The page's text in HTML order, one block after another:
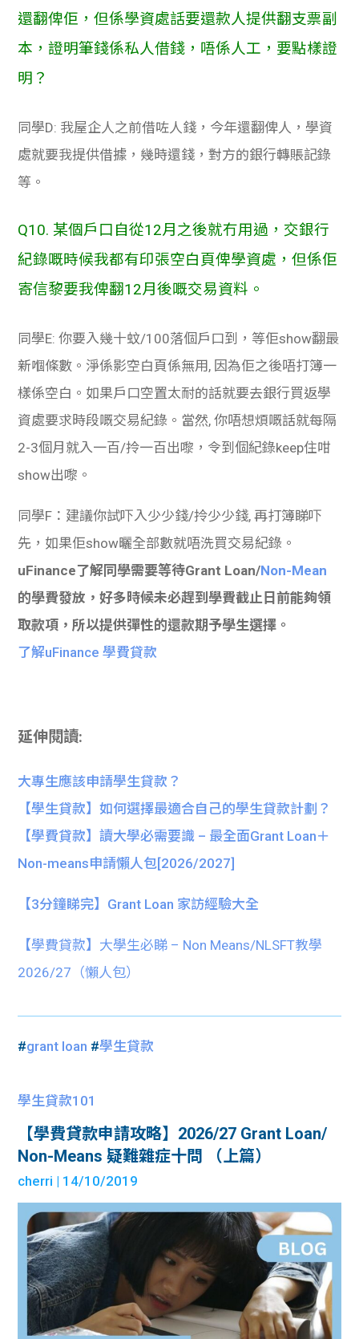
還翻俾佢，但係學資處話要還款人提供翻支票副
本，證明筆錢係私人借錢，唔係人工，要點樣證
明？
同學D: 我屋企人之前借咗人錢，今年還翻俾人，學資
處就要我提供借據，幾時還錢，對方的銀行轉賬記錄
等。
Q10. 某個戶口自從12月之後就冇用過，交銀行
紀錄嘅時候我都有印張空白頁俾學資處，但係佢
寄信黎要我俾翻12月後嘅交易資料。
同學E: 你要入幾十蚊/100落個戶口到，等佢show翻最
新嗰條數。淨係影空白頁係無用, 因為佢之後唔打簿一
樣係空白。如果戶口空置太耐的話就要去銀行買返學
資處要求時段嘅交易紀錄。當然, 你唔想煩嘅話就每隔
2-3個月就入一百/拎一百出嚟，令到個紀錄keep住咁
show出嚟。
同學F：建議你試吓入少少錢/拎少少錢, 再打簿睇吓
先，如果佢show曬全部數就唔洗買交易紀錄。
uFinance了解同學需要等待Grant Loan/Non-Mean
的學費發放，好多時候未必趕到學費截止日前能夠領
取款項，所以提供彈性的還款期予學生選擇。
了解uFinance 學費貸款
延伸閱讀:
大專生應該申請學生貸款？
【學生貸款】如何選擇最適合自己的學生貸款計劃？
【學費貸款】讀大學必需要識 – 最全面Grant Loan＋
Non-means申請懶人包[2026/2027]
【3分鐘睇完】Grant Loan 家訪經驗大全
【學費貸款】大學生必睇 – Non Means/NLSFT教學
2026/27（懶人包）
#grant loan #學生貸款
學生貸款101
【學費貸款申請攻略】2026/27 Grant Loan/
Non-Means 疑難雜症十問 （上篇）
cherri | 14/10/2019